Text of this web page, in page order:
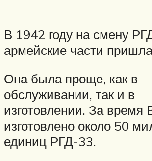
В 1942 году на смену
армейские части
Она была проще, как в
обслуживании, так и в
изготовлении. За
изготовлено около 50
единиц РГД-33.